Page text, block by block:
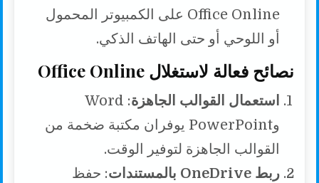
Office Online على الكمبيوتر المحمول
أو اللوحي أو حتى الهاتف الذكي.
نصائح فعالة لاستغلال Office Online
استعمال القوالب الجاهزة : Word
وPowerPoint يوفران مكتبة ضخمة من
القوالب الجاهزة لتوفير الوقت.
ربط OneDrive بالمستندات
: حفظ